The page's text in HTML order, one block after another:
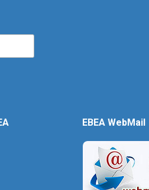
EBEA WebMail